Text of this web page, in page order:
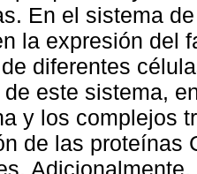
En el sistema
la expresión del
diferentes
este sistema,
y los complejos
de las proteínas